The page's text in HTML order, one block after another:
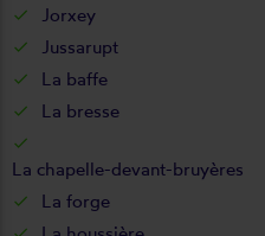
Jorxey
Jussarupt
La baffe
La bresse
La chapelle-devant-bruyères
La forge